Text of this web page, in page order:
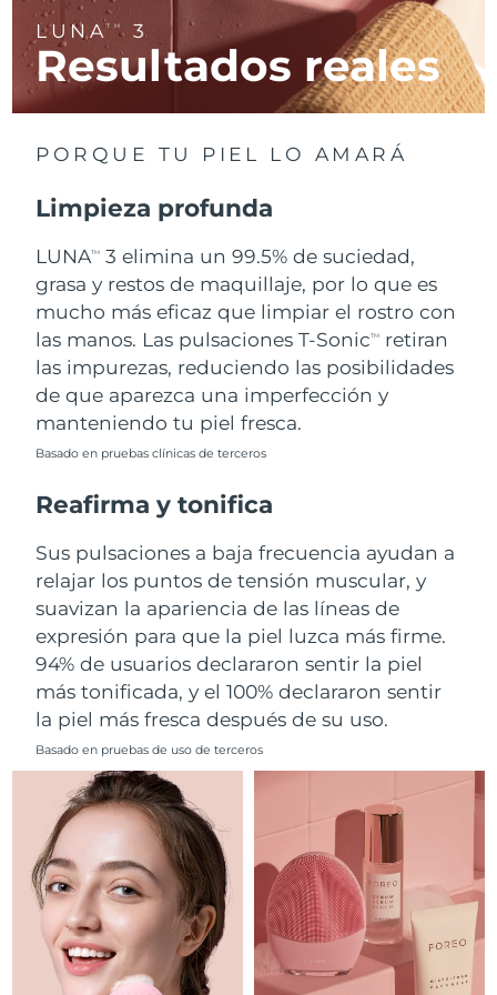
LUNATM 3
Resultados reales
PORQUE TU PIEL LO AMARÁ
Limpieza profunda
LUNATM
3 elimina un 99.5% de suciedad,
grasa y restos de maquillaje, por lo que es
mucho más eficaz que limpiar el rostro con
las manos. Las pulsaciones T-SonicTM
retiran
las impurezas, reduciendo las posibilidades
de que aparezca una imperfección y
manteniendo tu piel fresca.
Basado en pruebas clínicas de terceros
Reafirma y tonifica
Sus pulsaciones a baja frecuencia ayudan a
relajar los puntos de tensión muscular, y
suavizan la apariencia de las líneas de
expresión para que la piel luzca más firme.
94% de usuarios declararon sentir la piel
más tonificada, y el 100% declararon sentir
la piel más fresca después de su uso.
Basado en pruebas de uso de terceros
RAE de Macao
(China)
Entrega prevista8/12/26
Mónaco Entrega prevista8/11/26
Países Bajos Entrega prevista8/10/26
Nueva Zelanda Entrega prevista
Omán
Filipinas Entrega prevista 8/13/26
Polonia Entrega prevista 8/11/26
Portugal Entrega prevista 8/10/26
Puerto Rico Entrega prevista8/12/26
Catar
Reunión Entrega prevista
Rumanía Entrega prevista
Rusia Entrega prevista 8/18/26
Arabia Saudí Entrega prevista8/11/26